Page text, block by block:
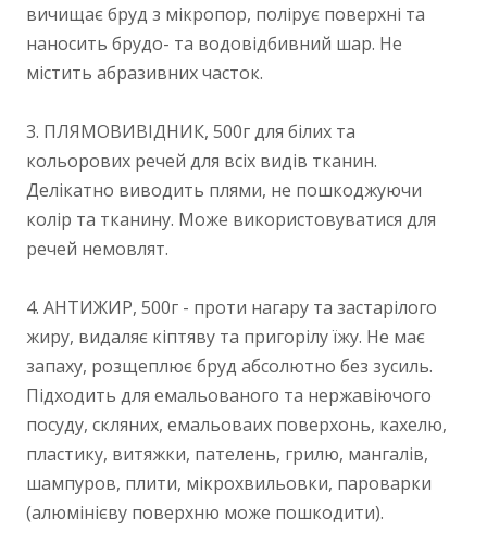
вичищає бруд з мікропор, полірує поверхні та
наносить брудо- та водовідбивний шар. Не
містить абразивних часток.
3. ПЛЯМОВИВІДНИК, 500г для білих та
кольорових речей для всіх видів тканин.
Делікатно виводить плями, не пошкоджуючи
колір та тканину. Може використовуватися для
речей немовлят.
4. АНТИЖИР, 500г - проти нагару та застарілого
жиру, видаляє кіптяву та пригорілу їжу. Не має
запаху, розщеплює бруд абсолютно без зусиль.
Підходить для емальованого та нержавіючого
посуду, скляних, емальоваих поверхонь, кахелю,
пластику, витяжки, пателень, грилю, мангалів,
шампуров, плити, мікрохвильовки, пароварки
(алюмінієву поверхню може пошкодити).